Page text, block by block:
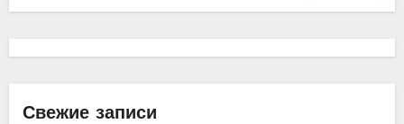
Свежие записи